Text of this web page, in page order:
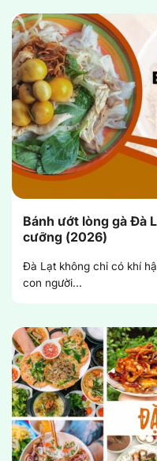
Bánh ướt lòng gà Đà
cưỡng (2026)
Đà Lạt không chỉ có khí
con người...